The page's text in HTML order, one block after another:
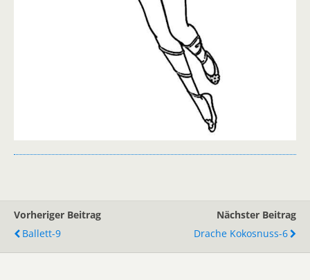
Vorheriger Beitrag
Ballett-9
Nächster Beitrag
Drache Kokosnuss-6